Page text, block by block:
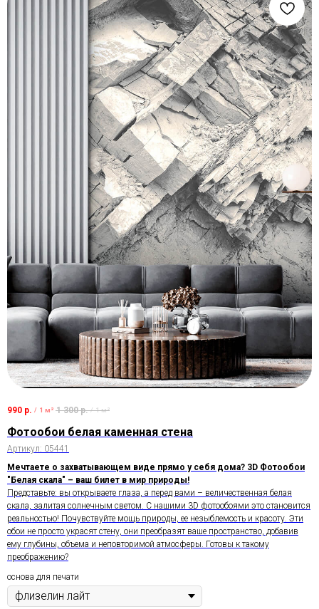
990 р. / 1 м² 1 300 р. / 1 м²
Фотообои белая каменная стена
Артикул: 05441
Мечтаете о захватывающем виде прямо у себя дома? 3D Фотообои
"Белая скала" – ваш билет в мир природы!
Представьте: вы открываете глаза, а перед вами – величественная белая
скала, залитая солнечным светом. С нашими 3D фотообоями это становится
реальностью! Почувствуйте мощь природы, ее незыблемость и красоту. Эти
обои не просто украсят стену, они преобразят ваше пространство, добавив
ему глубины, объема и неповторимой атмосферы. Готовы к такому
преображению?
основа для печати